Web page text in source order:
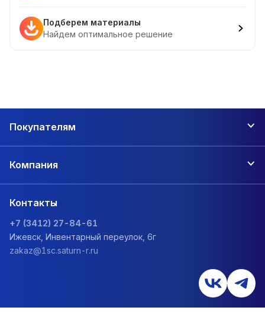
Подберем материалы
Найдем оптимальное решение
Покупателям
Компания
Контакты
+7 (3412) 27-84-61
Ижевск, Инвентарный переулок, 6г
zakaz@1sc.saturn-r.ru